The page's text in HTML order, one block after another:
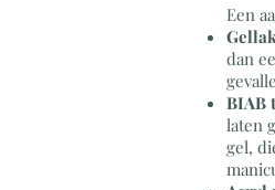
Een
dan
BIAB
laten
gel,